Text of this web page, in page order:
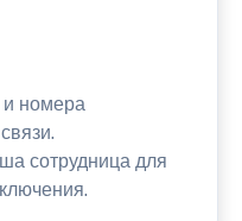
номера
сотрудница для